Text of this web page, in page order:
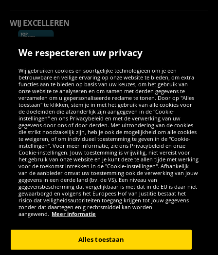
WIJ EXCELLEREN
SOCIALE MEDIA
FacebookInstagram
WhatsApp
TikTokTwitterYouTube
APPS
GER - Alle rechten voorbehouden
*Alle prijzen incl. wettelijke btw excl. verzendingskosten en eventueel
We respecteren uw privacy
Wij gebruiken cookies en soortgelijke technologieën om je een
betrouwbare en veilige ervaring op onze website te bieden, om extra
functies aan te bieden op basis van uw keuzes, om het gebruik van
onze website te analyseren en om samen met derden gegevens te
verzamelen om u gepersonaliseerde reclame te tonen. Door op "Alles
toestaan" te klikken, stem je in met het gebruik van alle cookies voor
de doeleinden die afzonderlijk zijn aangegeven in de "Cookie-
instellingen" en ons Privacybeleid en met de verwerking van uw
gegevens door ons of door derden. Met uitzondering van de cookies
die strikt noodzakelijk zijn, heb je ook de mogelijkheid om alle cookies
te weigeren, of om individueel toestemming te geven in de "Cookie-
instellingen". Voor meer informatie, zie ons Privacybeleid en onze
Cookie-instellingen. Jouw toestemming is vrijwillig, niet vereist voor
het gebruik van onze website en je kunt deze te allen tijde met werking
voor de toekomst intrekken in de "Cookie-instellingen". Afhankelijk
van de aanbieder omvat uw toestemming ook de verwerking van jouw
gegevens in een derde land (bv. de VS). Een niveau van
gegevensbescherming dat vergelijkbaar is met dat in de EU is daar niet
gewaarborgd en volgens het Europees Hof van Justitie bestaat het
risico dat veiligheidsautoriteiten toegang krijgen tot jouw gegevens
zonder dat daartegen enig rechtsmiddel kan worden
aangewend. Meer informatie
Alles toestaan